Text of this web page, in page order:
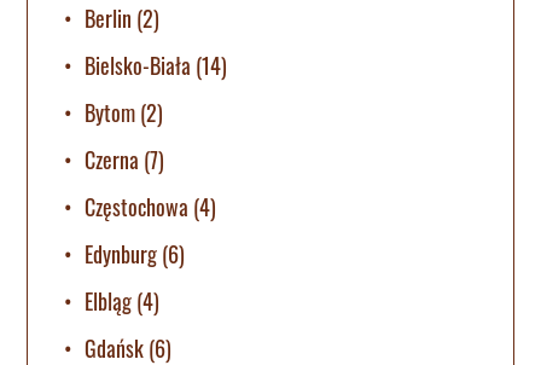
Berlin (2)
Bielsko-Biała (14)
Bytom(2)
Czerna (7)
Częstochowa (4)
Edynburg(6)
Elbląg(4)
Gdańsk(6)